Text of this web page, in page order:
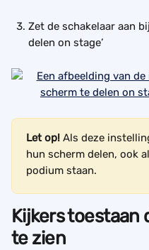
Zet de schakelaar aan
delen on stage’
Let op! Als deze
hun scherm delen, ook
podium staan.
Kijkers toestaan
te zien